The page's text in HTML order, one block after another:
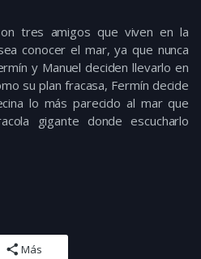
tres amigos que viven en la
conocer el mar, ya que nunca
y Manuel deciden llevarlo en
su plan fracasa, Fermín decide
lo más parecido al mar que
gigante donde escucharlo
Más